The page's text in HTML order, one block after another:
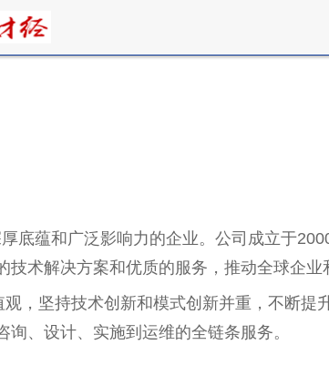
底蕴和广泛影响力的企业。公司成立于
术解决方案和优质的服务，推动全球企业
，坚持技术创新和模式创新并重，不断
、设计、实施到运维的全链条服务。